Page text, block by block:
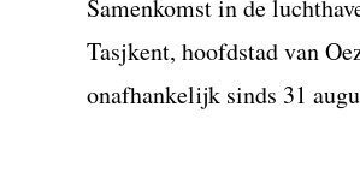
Samenkomst in de
Tasjkent, hoofdstad van
onafhankelijk sinds 31